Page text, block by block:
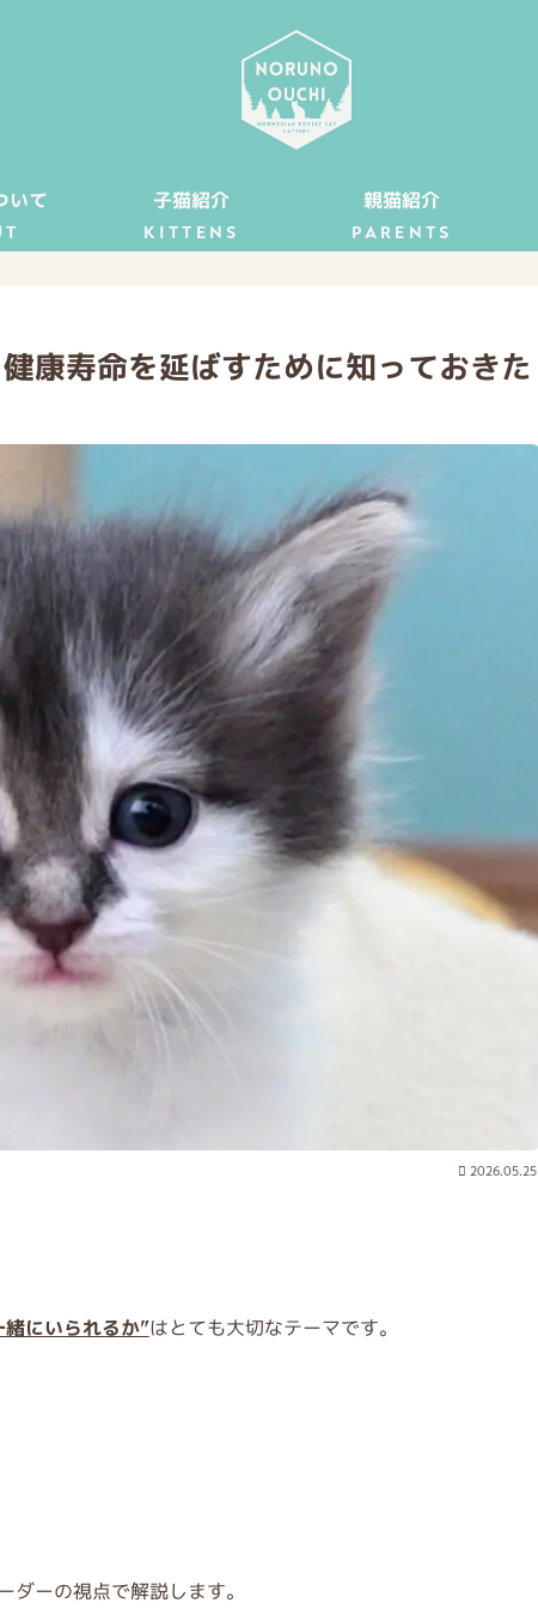
いて 子猫紹介
KITTENS
親猫紹介
PARENTS
康寿命を延ばすために知っておきた
2026.05.25
にいられるか”はとても大切なテーマです。
ダーの視点で解説します。